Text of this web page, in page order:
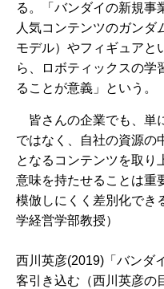
る。「バンダイの新規事
人気コンテンツのガンダ
モデル）やフィギュアと
ら、ロボティックスの学
ることが意義」という。
皆さんの企業でも、単
ではなく、自社の資源の
となるコンテンツを取り
意味を持たせることは重
模倣しにくく差別化でき
学経営学部教授）
西川英彦(2019)「バンダ
客引き込む（西川英彦の